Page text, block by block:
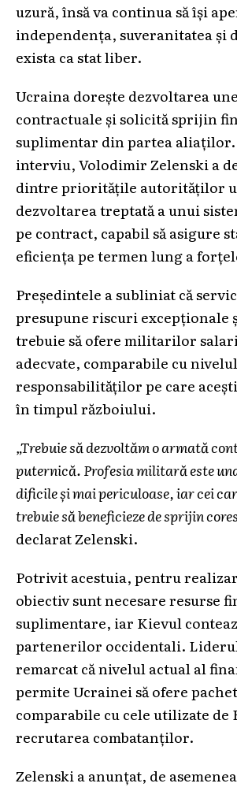
uzură, însă va continua să își
independența, suveranitatea și
exista ca stat liber.
Ucraina dorește dezvoltarea
contractuale și solicită sprijin
suplimentar din partea aliaților.
interviu, Volodimir Zelenski a
dintre prioritățile autorităților
dezvoltarea treptată a unui
pe contract, capabil să asigure
eficiența pe termen lung a
Președintele a subliniat că
presupune riscuri excepționale
trebuie să ofere militarilor
adecvate, comparabile cu nivelul
responsabilităților pe care
în timpul războiului.
„Trebuie să dezvoltăm o armată
puternică. Profesia militară este
dificile și mai periculoase, iar cei
trebuie să beneficieze de sprijin
declarat Zelenski.
Potrivit acestuia, pentru
obiectiv sunt necesare resurse
suplimentare, iar Kievul
partenerilor occidentali.
remarcat că nivelul actual al
permite Ucrainei să ofere
comparabile cu cele utilizate de
recrutarea combatanților.
Zelenski a anunțat, de